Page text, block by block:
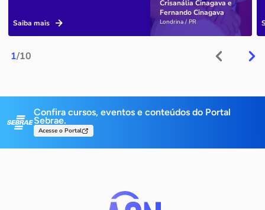
1/10
Crisanália Cinagava e
Fernando Cinagava
Londrina / PR
Saiba mais
Confira cursos, eventos e conteúdos do Portal
Sebrae.
Acesse o Portal